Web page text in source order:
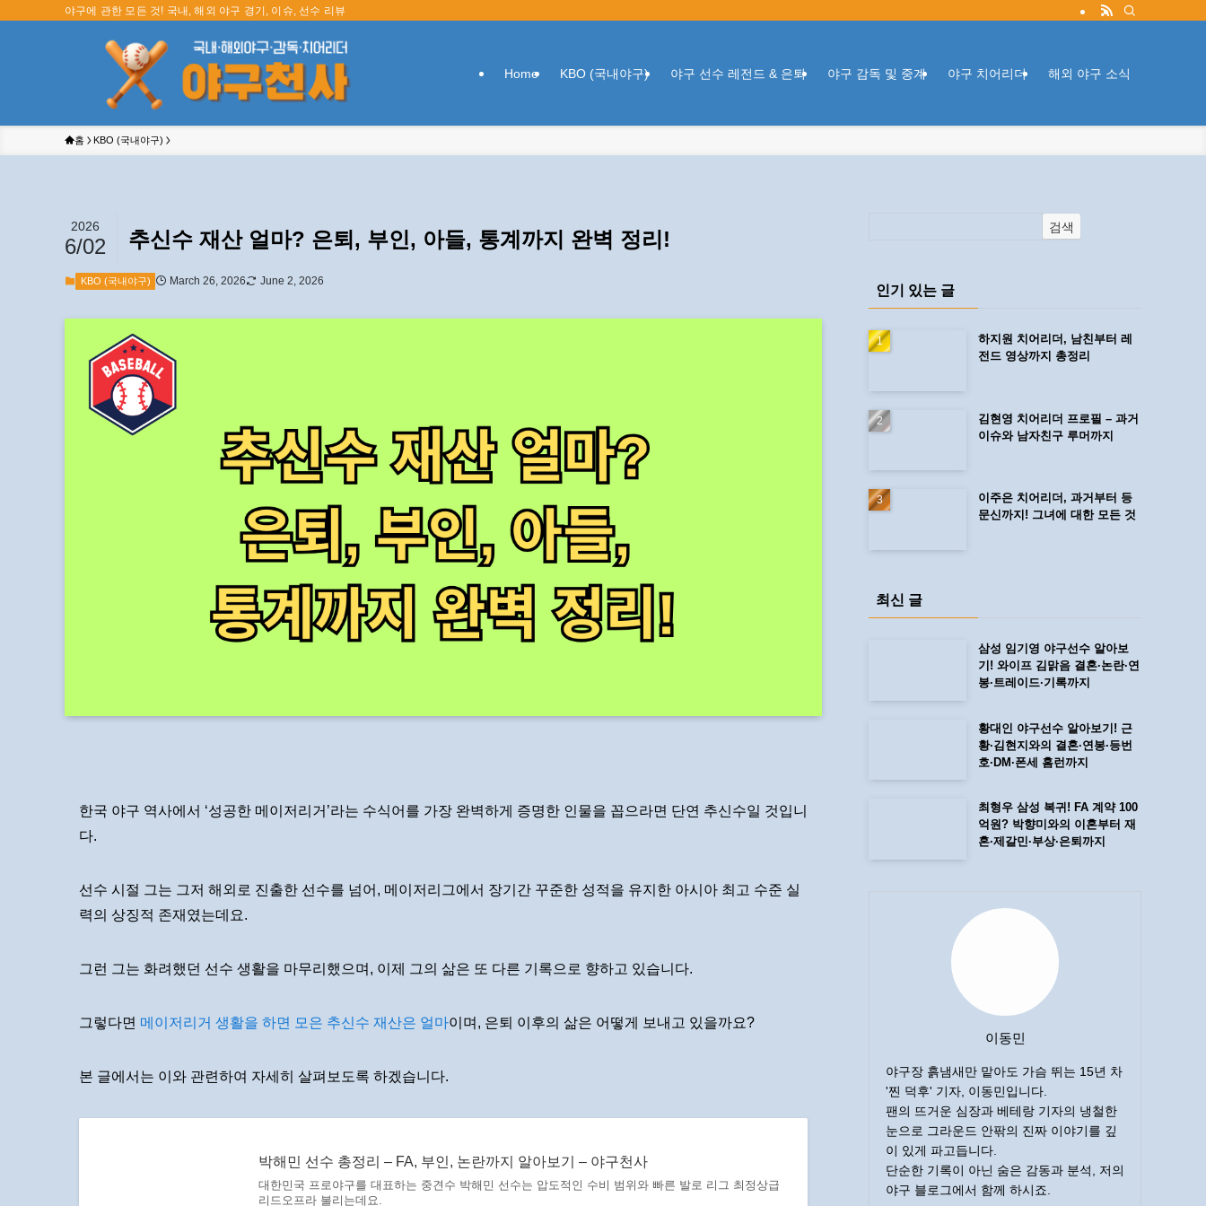
야구에 관한 모든 것! 국내, 해외 야구 경기, 이슈, 선수 리뷰
Home KBO (국내야구) 야구 선수 레전드 & 은퇴 야구 감독 및 중계 야구 치어리더 해외 야구 소식
홈 KBO (국내야구)
추신수 재산 얼마? 은퇴, 부인, 아들, 통계까지 완벽 정리!
2026
6/02
KBO (국내야구) March 26, 2026 June 2, 2026
한국 야구 역사에서 ‘성공한 메이저리거’라는 수식어를 가장 완벽하게 증명한 인물을 꼽으라면 단연 추신수일 것입니
다.
선수 시절 그는 그저 해외로 진출한 선수를 넘어, 메이저리그에서 장기간 꾸준한 성적을 유지한 아시아 최고 수준 실
력의 상징적 존재였는데요.
그런 그는 화려했던 선수 생활을 마무리했으며, 이제 그의 삶은 또 다른 기록으로 향하고 있습니다.
그렇다면 메이저리거 생활을 하면 모은 추신수 재산은 얼마이며, 은퇴 이후의 삶은 어떻게 보내고 있을까요?
본 글에서는 이와 관련하여 자세히 살펴보도록 하겠습니다.
박해민 선수 총정리 – FA, 부인, 논란까지 알아보기 – 야구천사
대한민국 프로야구를 대표하는 중견수 박해민 선수는 압도적인 수비 범위와 빠른 발로 리그 최정상급
리드오프라 불리는데요.
검색
인기 있는 글
하지원 치어리더, 남친부터 레
전드 영상까지 총정리
김현영 치어리더 프로필 – 과거
이슈와 남자친구 루머까지
이주은 치어리더, 과거부터 등
문신까지! 그녀에 대한 모든 것
최신 글
삼성 임기영 야구선수 알아보
기! 와이프 김맑음 결혼·논란·연
봉·트레이드·기록까지
황대인 야구선수 알아보기! 근
황·김현지와의 결혼·연봉·등번
호·DM·폰세 홈런까지
최형우 삼성 복귀! FA 계약 100
억원? 박향미와의 이혼부터 재
혼·제갈민·부상·은퇴까지
이동민
야구장 흙냄새만 맡아도 가슴 뛰는 15년 차
'찐 덕후' 기자, 이동민입니다.
팬의 뜨거운 심장과 베테랑 기자의 냉철한
눈으로 그라운드 안팎의 진짜 이야기를 깊
이 있게 파고듭니다.
단순한 기록이 아닌 숨은 감동과 분석, 저의
야구 블로그에서 함께 하시죠.